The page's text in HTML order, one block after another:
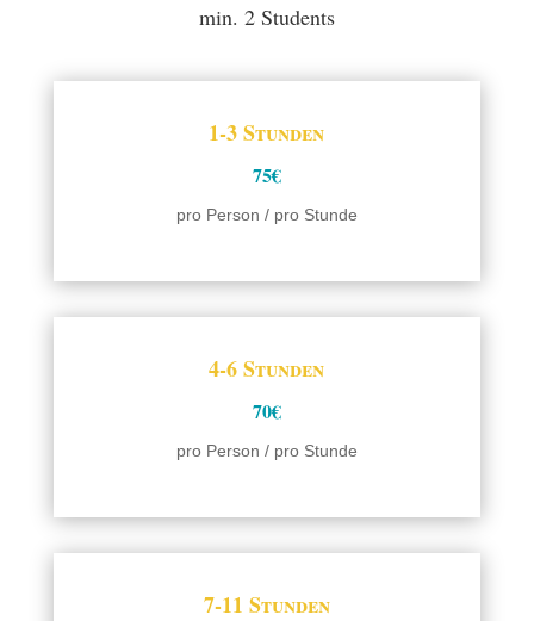
min. 2 Students
1-3 Stunden
75€
pro Person / pro Stunde
4-6 Stunden
70€
pro Person / pro Stunde
7-11 Stunden